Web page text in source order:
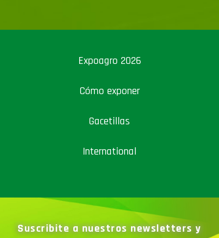
Expoagro 2026
Cómo exponer
Gacetillas
International
Suscribite a nuestros newsletters y